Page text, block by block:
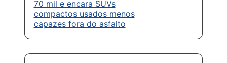
70 mil e encara SUVs
compactos usados menos
capazes fora do asfalto